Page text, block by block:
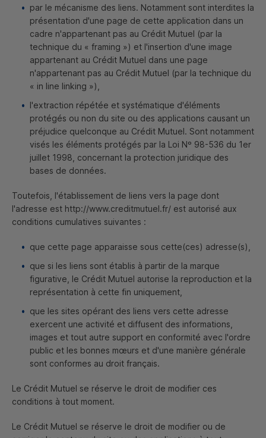
par le mécanisme des liens. Notamment sont interdites la
présentation d'une page de cette application dans un
cadre n'appartenant pas au Crédit Mutuel (par la
technique du « framing ») et l'insertion d'une image
appartenant au Crédit Mutuel dans une page
n'appartenant pas au Crédit Mutuel (par la technique du
« in line linking »),
l'extraction répétée et systématique d'éléments
protégés ou non du site ou des applications causant un
préjudice quelconque au Crédit Mutuel. Sont notamment
visés les éléments protégés par la Loi Nº 98-536 du 1er
juillet 1998, concernant la protection juridique des
bases de données.
Toutefois, l'établissement de liens vers la page dont
l'adresse est http://www.creditmutuel.fr/ est autorisé aux
conditions cumulatives suivantes :
que cette page apparaisse sous cette(ces) adresse(s),
que si les liens sont établis à partir de la marque
figurative, le Crédit Mutuel autorise la reproduction et la
représentation à cette fin uniquement,
que les sites opérant des liens vers cette adresse
exercent une activité et diffusent des informations,
images et tout autre support en conformité avec l'ordre
public et les bonnes mœurs et d'une manière générale
sont conformes au droit français.
Le Crédit Mutuel se réserve le droit de modifier ces
conditions à tout moment.
Le Crédit Mutuel se réserve le droit de modifier ou de